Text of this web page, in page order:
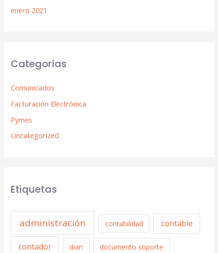
enero 2021
Categorías
Comunicados
Facturación Electrónica
Pymes
Uncategorized
Etiquetas
administración contabilidad contable
contador dian documento soporte